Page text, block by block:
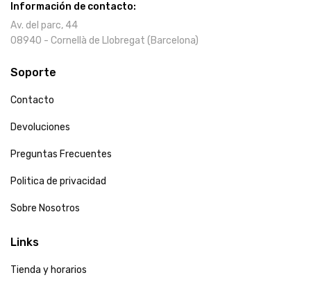
Información de contacto:
Av. del parc, 44
08940 - Cornellà de Llobregat (Barcelona)
Soporte
Contacto
Devoluciones
Preguntas Frecuentes
Politica de privacidad
Sobre Nosotros
Links
Tienda y horarios